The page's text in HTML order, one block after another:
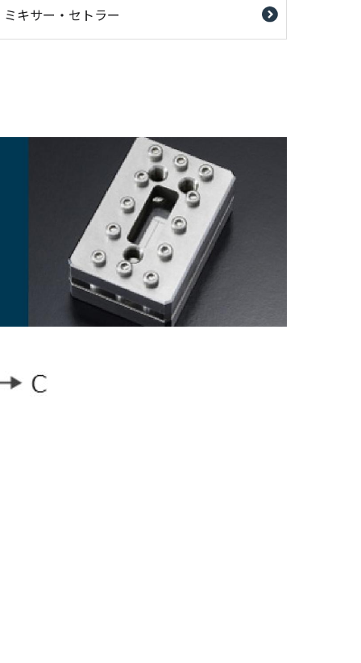
ミキサー・セトラー